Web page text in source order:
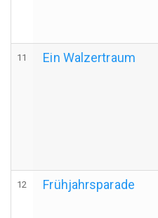
11 Ein Walzertraum
12 Frühjahrsparade